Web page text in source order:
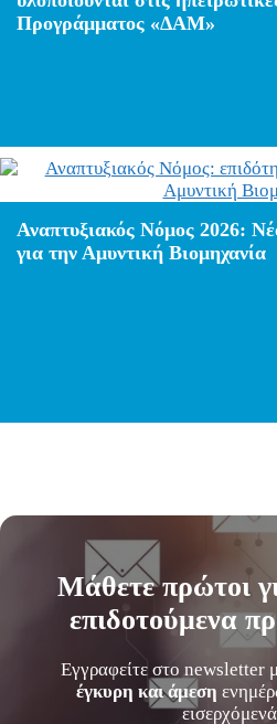
Προγράμματος «ΔΑΜ»
Αναπτυξιακός Νόμος 2026:
για την Αμυντική Βιομηχανία
Μάθετεπρώτοι
επιδοτούμενα
Εγγραφείτε στο newsletter
έγκυρη και άμεση